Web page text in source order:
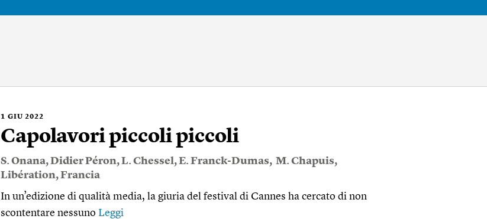
1 GIU 2022
Capolavori piccoli piccoli
S. Onana,Didier Péron,L. Chessel,E. Franck-Dumas, M. Chapuis,
Libération,Francia
In un’edizione di qualità media, la giuria del festival di Cannes ha cercato di non
scontentare nessuno Leggi